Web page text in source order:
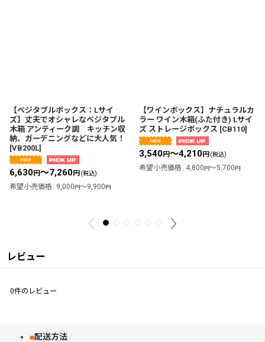
【ベジタブルボックス：Lサイ
ズ】丈夫でオシャレなベジタブル
木箱 アンティーク調 キッチン収
納、ガーデニングなどに大人気！
[VB200L]
6,630円～7,260円 (税込)
希望小売価格 : 9,000円～9,900円
【ワインボックス】ナチュラルカ
ラー ワイン木箱(ふた付き) Lサイ
ズ ストレージボックス [CB110]
3,540円～4,210円 (税込)
希望小売価格 : 4,800円～5,700円
レビュー
0件のレビュー
■配送方法